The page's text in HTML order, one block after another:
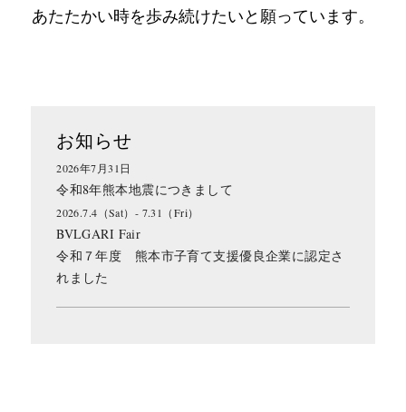
あたたかい時を歩み続けたいと願っています。
お知らせ
2026年7月31日
令和8年熊本地震につきまして
2026.7.4（Sat）- 7.31（Fri）
BVLGARI Fair
令和７年度 熊本市子育て支援優良企業に認定さ
れました